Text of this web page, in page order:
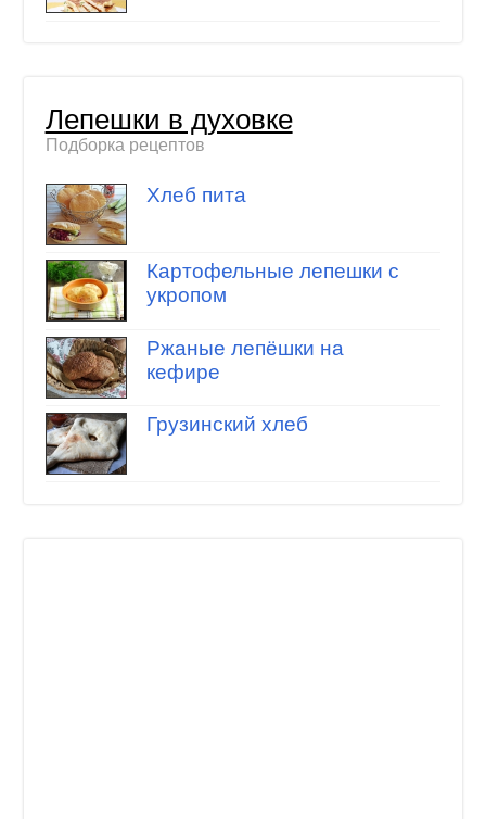
Лепешки в духовке
Подборка рецептов
Хлеб пита
Картофельные лепешки с
укропом
Ржаные лепёшки на
кефире
Грузинский хлеб